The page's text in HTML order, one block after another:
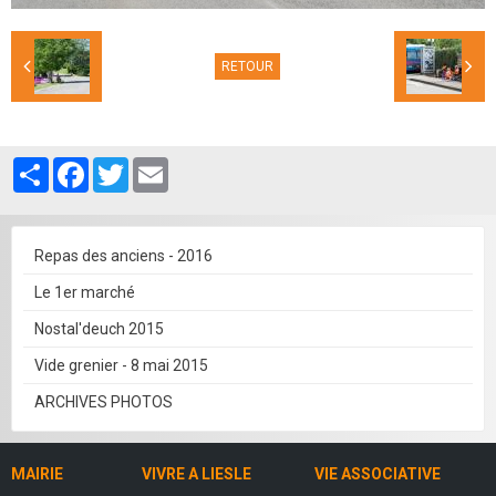
RETOUR
PartagerFacebook
Twitter
Repas des anciens - 2016
Le 1er marché
Nostal'deuch 2015
Vide grenier - 8 mai 2015
ARCHIVES PHOTOS
MAIRIE VIVRE A LIESLE VIE ASSOCIATIVE